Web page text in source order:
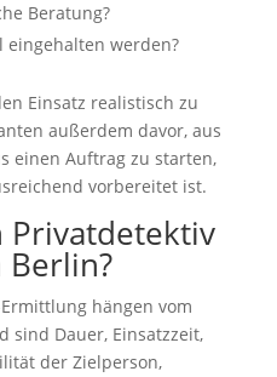
Beratung?
eingehalten werden?
Einsatz realistisch zu
außerdem davor, aus
einen Auftrag zu starten,
vorbereitet ist.
Privatdetektiv
hängen vom
sind Dauer, Einsatzzeit,
der Zielperson,